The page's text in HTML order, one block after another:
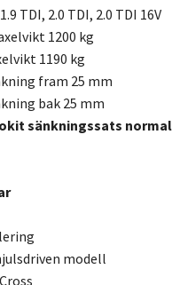
TDI, 2.0 TDI, 2.0 TDI 16V
1200 kg
1190 kg
fram 25 mm
bak 25 mm
sänkningssats
modell